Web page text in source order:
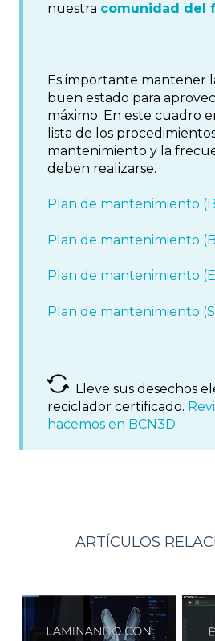
nuestra comunidad del
Es importante mantener
buen estado para
máximo. En este cuadro
lista de los
mantenimiento y la
deben realizarse.
Plan de mantenimiento
Plan de mantenimiento
Plan de mantenimiento
Plan de mantenimiento
Lleve sus desechos
reciclador certificado.
hacemos en BCN3D
ARTÍCULOS